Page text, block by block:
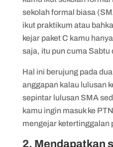
sekolah formal biasa
ikut praktikum atau
kejar paket C kamu
saja, itu pun cuma Sabtu
Hal ini berujung pada
anggapan kalau lulusan
sepintar lulusan SMA
kamu ingin masuk ke
mengejar ketertinggalan
2. Mendapatkan